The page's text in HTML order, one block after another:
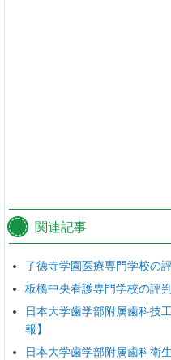
関連記事
了徳寺学園医療専門学校の
板橋中央看護専門学校の評
日本大学歯学部附属歯科技
報】
日本大学歯学部附属歯科衛